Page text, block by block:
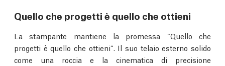
Quello che progetti è quello che ottieni
La stampante mantiene la promessa “Quello che
progetti è quello che ottieni”. Il suo telaio esterno solido
come una roccia e la cinematica di precisione